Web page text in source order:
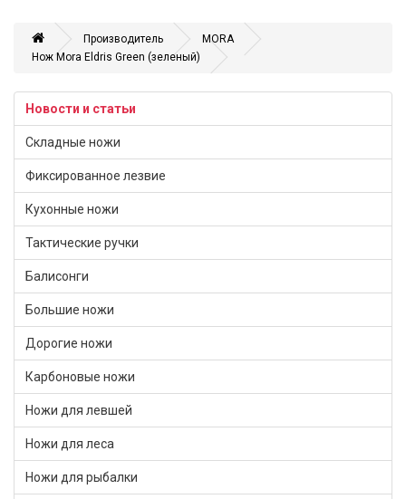
Производитель
MORA
Нож Mora Eldris Green (зеленый)
Новости и статьи
Складные ножи
Фиксированное лезвие
Кухонные ножи
Тактические ручки
Балисонги
Большие ножи
Дорогие ножи
Карбоновые ножи
Ножи для левшей
Ножи для леса
Ножи для рыбалки